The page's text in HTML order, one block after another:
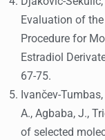
Evaluation of
Procedure for
Estradiol
67-75.
Ivančev-
A., Agbaba, J.,
of selected